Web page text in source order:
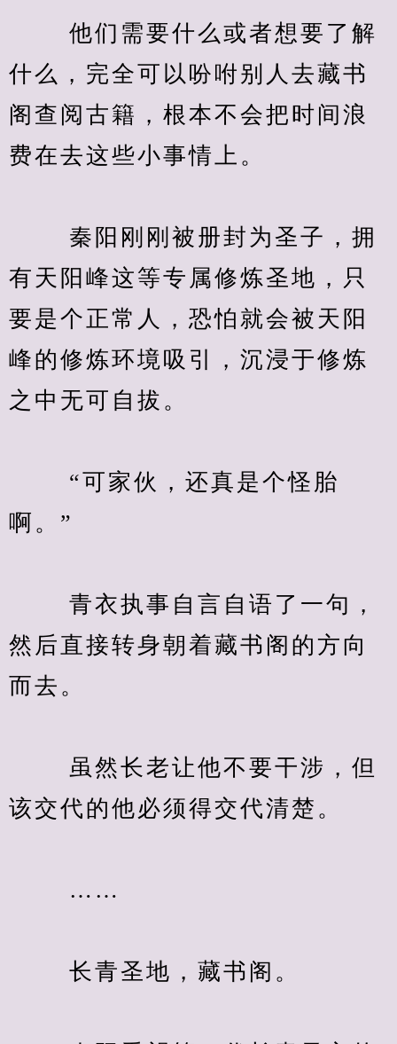
他们需要什么或者想要了解
什么，完全可以吩咐别人去藏书
阁查阅古籍，根本不会把时间浪
费在去这些小事情上。
秦阳刚刚被册封为圣子，拥
有天阳峰这等专属修炼圣地，只
要是个正常人，恐怕就会被天阳
峰的修炼环境吸引，沉浸于修炼
之中无可自拔。
“可家伙，还真是个怪胎
啊。”
青衣执事自言自语了一句，
然后直接转身朝着藏书阁的方向
而去。
虽然长老让他不要干涉，但
该交代的他必须得交代清楚。
……
长青圣地，藏书阁。